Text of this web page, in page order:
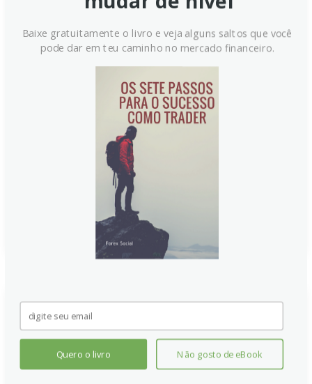
1,3595 – Grupo UOB
GBP/USD pode testar e possivelmente romper acima
de 1,3595, mas não espera-se sustentação acima
desse nível. Analistas da UOB destacam que apenas
um rompimento e fechamento acima de 1,3595
sinalizariam alta persistente. A visão de curto prazo
sugere que o GBP permaneça em uma faixa entre
1,3500 e 1,3595, com necessidade de confirmação
para valorização futura.
GBP/USD: Momentum em
declínio limita a força da libra,
aponta UOB
Baixe gratuitamente o livro e veja alguns saltos que você
pode dar em teu caminho no mercado financeiro.
Quero o livro Não gosto de eBook